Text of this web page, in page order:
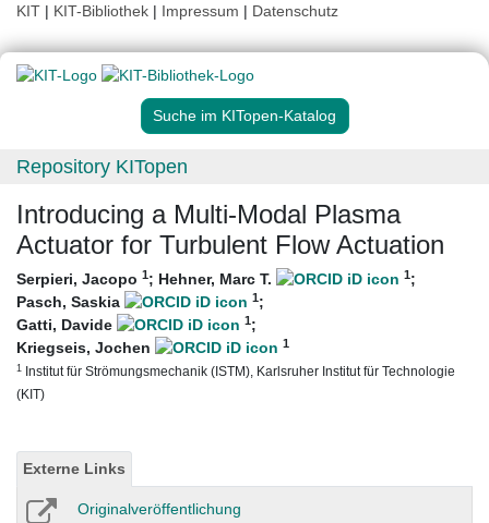
KIT | KIT-Bibliothek | Impressum | Datenschutz
Suche im KITopen-Katalog
Repository KITopen
Introducing a Multi-Modal Plasma
Actuator for Turbulent Flow Actuation
Serpieri, Jacopo 1; Hehner, Marc T. 1;
Pasch, Saskia
1;
Gatti, Davide
1;
Kriegseis, Jochen
1
1 Institut für Strömungsmechanik (ISTM), Karlsruher Institut für Technologie
(KIT)
Externe Links
Originalveröffentlichung